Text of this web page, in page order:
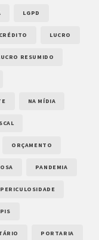
LGPD
LUCRO
RESUMIDO
NA MÍDIA
ORÇAMENTO
PANDEMIA
PERICULOSIDADE
PIS
PORTARIA